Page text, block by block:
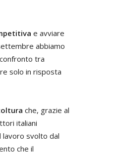
e avviare
abbiamo
tra
solo in risposta
che, grazie al
italiani
lavoro svolto dal
che il